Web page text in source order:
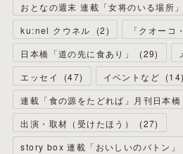
おとなの週末 連載「女将のいる場所」
ku:nel クウネル
(2) 「クオーコ
日本橋「道の先に食あり」
(29)
エッセイ
(47) イベントなど (14)
連載「食の源をたどれば」月刊日本橋
出演・取材（受けたほう）
(27)
story box 連載「おいしいのバトン」